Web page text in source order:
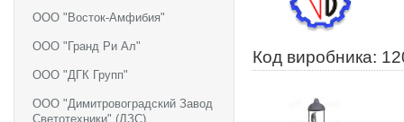
ООО "Восток-Амфибия"
ООО "Гранд Ри Ал"
ООО "ДГК Групп"
ООО "Димитровоградский Завод
Светотехники" (ДЗС)
Код виробника: